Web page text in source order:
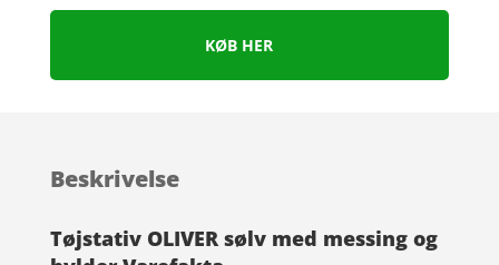
KØB HER
Beskrivelse
Tøjstativ OLIVER sølv med messing og